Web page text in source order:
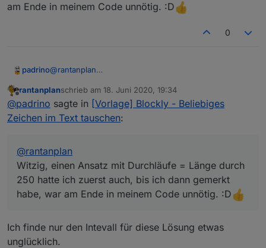
am Ende in meinem Code unnötig. :D
0
padrino@rantanplan
250 hatte ich zuerst auch, bis ich dann gemerkt habe,
war am Ende in meinem Code unnötig. :D
Offline
rantanplanschrieb am 18. Juni 2020, 19:34
zuletzt editiert von
@padrino sagte in [Vorlage] Blockly - Beliebiges
Zeichen im Text tauschen:
@rantanplan
Witzig, einen Ansatz mit Durchläufe = Länge durch
250 hatte ich zuerst auch, bis ich dann gemerkt
habe, war am Ende in meinem Code unnötig. :D
Ich finde nur den Intevall für diese Lösung etwas
unglücklich.